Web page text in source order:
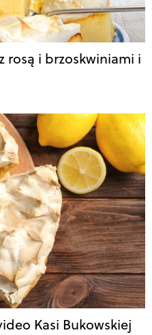
rosą i brzoskwiniami i
Kasi Bukowskiej